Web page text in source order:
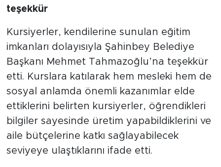
teşekkür
Kursiyerler, kendilerine sunulan eğitim
imkanları dolayısıyla Şahinbey Belediye
Başkanı Mehmet Tahmazoğlu’na teşekkür
etti. Kurslara katılarak hem mesleki hem de
sosyal anlamda önemli kazanımlar elde
ettiklerini belirten kursiyerler, öğrendikleri
bilgiler sayesinde üretim yapabildiklerini ve
aile bütçelerine katkı sağlayabilecek
seviyeye ulaştıklarını ifade etti.